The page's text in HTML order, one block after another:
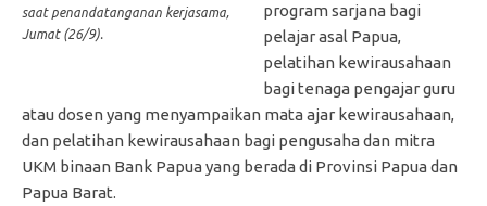
saat penandatanganan kerjasama,
Jumat (26/9).
program sarjana bagi
pelajar asal Papua,
pelatihan kewirausahaan
bagi tenaga pengajar guru
atau dosen yang menyampaikan mata ajar kewirausahaan,
dan pelatihan kewirausahaan bagi pengusaha dan mitra
UKM binaan Bank Papua yang berada di Provinsi Papua dan
Papua Barat.